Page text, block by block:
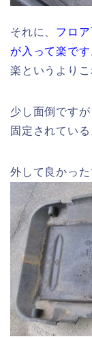
それに、 フロ
が入って楽です
楽というより
少し面倒です
固定されている
外して良かっ